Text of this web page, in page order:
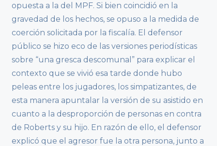
opuesta a la del MPF. Si bien coincidió en la
gravedad de los hechos, se opuso a la medida de
coerción solicitada por la fiscalía. El defensor
público se hizo eco de las versiones periodísticas
sobre “una gresca descomunal” para explicar el
contexto que se vivió esa tarde donde hubo
peleas entre los jugadores, los simpatizantes, de
esta manera apuntalar la versión de su asistido en
cuanto a la desproporción de personas en contra
de Roberts y su hijo. En razón de ello, el defensor
explicó que el agresor fue la otra persona, junto a